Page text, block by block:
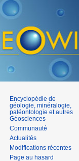
Encyclopédie de
géologie, minéralogie,
paléontologie et autres
Géosciences
Communauté
Actualités
Modifications récentes
Page au hasard